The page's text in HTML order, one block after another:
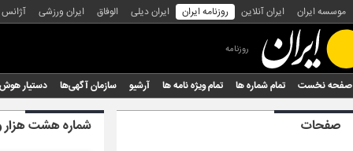
موسسه ایران ایران آنلاین روزنامه ایران ایران دیلی الوفاق ایران ورزشی
روزنامه
صفحه نخست تمام شماره ها تمام ویژه نامه ها آرشیو سازمان آگهی‌ها دستیار
صفحات شماره هشت